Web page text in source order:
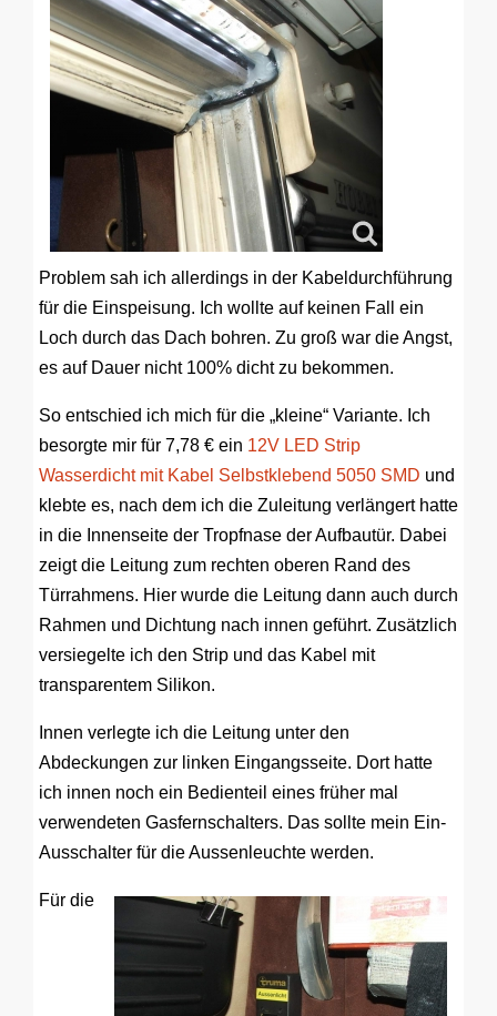
Problem sah ich allerdings in der Kabeldurchführung
für die Einspeisung. Ich wollte auf keinen Fall ein
Loch durch das Dach bohren. Zu groß war die Angst,
es auf Dauer nicht 100% dicht zu bekommen.
So entschied ich mich für die „kleine“ Variante. Ich
besorgte mir für 7,78 € ein 12V LED Strip
Wasserdicht mit Kabel Selbstklebend 5050 SMD und
klebte es, nach dem ich die Zuleitung verlängert hatte
in die Innenseite der Tropfnase der Aufbautür. Dabei
zeigt die Leitung zum rechten oberen Rand des
Türrahmens. Hier wurde die Leitung dann auch durch
Rahmen und Dichtung nach innen geführt. Zusätzlich
versiegelte ich den Strip und das Kabel mit
transparentem Silikon.
Innen verlegte ich die Leitung unter den
Abdeckungen zur linken Eingangsseite. Dort hatte
ich innen noch ein Bedienteil eines früher mal
verwendeten Gasfernschalters. Das sollte mein Ein-
Ausschalter für die Aussenleuchte werden.
Für die